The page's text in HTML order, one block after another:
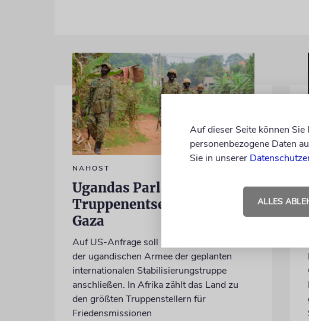
NAHOST
Ugandas Parlament billigt
Truppenentsendung nach
Gaza
Auf US-Anfrage soll sich ein Kontingent
der ugandischen Armee der geplanten
internationalen Stabilisierungstruppe
anschließen. In Afrika zählt das Land zu
den größten Truppenstellern für
Friedensmissionen
Auf dieser Seite können
personenbezogene Daten
Sie in unserer
ALLES